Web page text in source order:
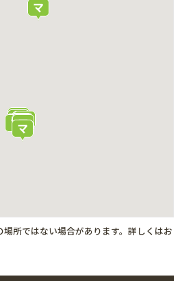
所ではない場合があります。詳しくはお